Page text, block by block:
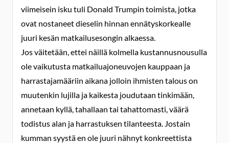
viimeisein isku tuli Donald Trumpin toimista, jotka
ovat nostaneet dieselin hinnan ennätyskorkealle
juuri kesän matkailusesongin alkaessa.
Jos väitetään, ettei näillä kolmella kustannusnousulla
ole vaikutusta matkailuajoneuvojen kauppaan ja
harrastajamääriin aikana jolloin ihmisten talous on
muutenkin lujilla ja kaikesta joudutaan tinkimään,
annetaan kyllä, tahallaan tai tahattomasti, väärä
todistus alan ja harrastuksen tilanteesta. Jostain
kumman syystä en ole juuri nähnyt konkreettista